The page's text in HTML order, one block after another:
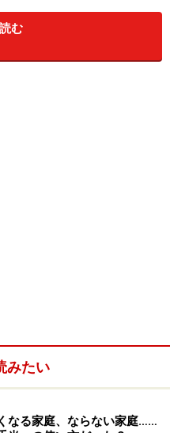
けました」と伊藤さん。
っているのでは？
るのよ。」
む
みたい
なる家庭、ならない家庭……